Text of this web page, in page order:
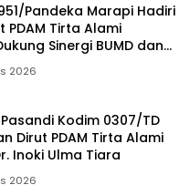
Pandeka Marapi Hadiri
PDAM Tirta Alami
Sinergi BUMD dan
2026
Kodim 0307/TD
Dirut PDAM Tirta Alami
Inoki Ulma Tiara
2026